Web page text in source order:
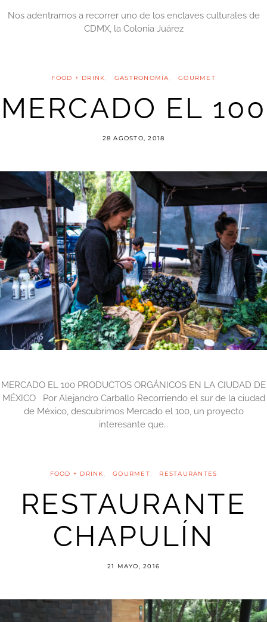
Nos adentramos a recorrer uno de los enclaves culturales de
CDMX, la Colonia Juárez
FOOD + DRINK GASTRONOMÍA GOURMET
MERCADO EL 100
28 AGOSTO, 2018
MERCADO EL 100 PRODUCTOS ORGÁNICOS EN LA CIUDAD DE
MÉXICO Por Alejandro Carballo Recorriendo el sur de la ciudad
de México, descubrimos Mercado el 100, un proyecto
interesante que…
FOOD + DRINK GOURMET RESTAURANTES
RESTAURANTE
CHAPULÍN
21 MAYO, 2016